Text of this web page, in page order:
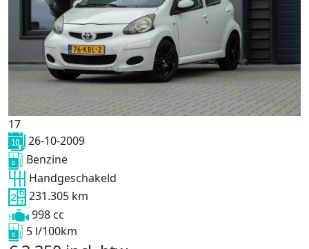
17
26-10-2009
Benzine
Handgeschakeld
231.305 km
998 cc
5 l/100km